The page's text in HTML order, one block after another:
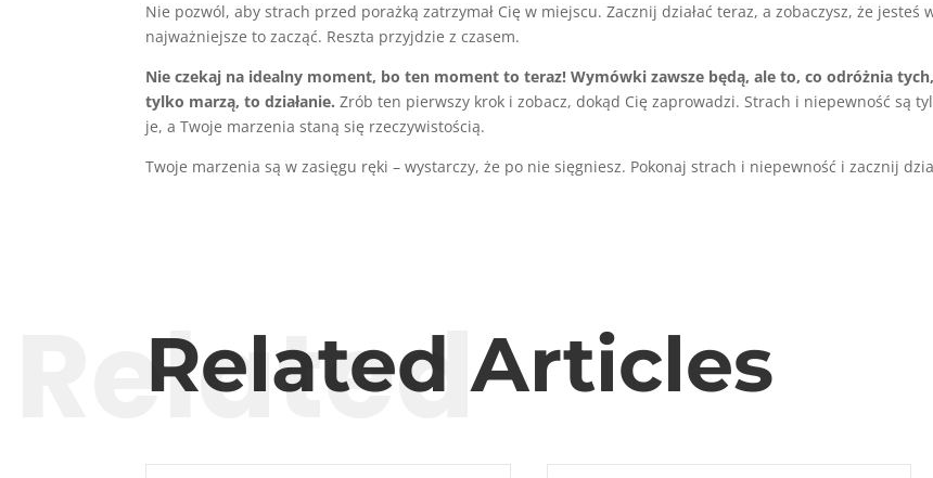
Nie pozwól, aby strach przed porażką zatrzymał Cię w miejscu. Zacznij działać teraz, a zobaczysz, że
najważniejsze to zacząć. Reszta przyjdzie z czasem.
Nie czekaj na idealny moment, bo ten moment to teraz! Wymówki zawsze będą, ale to, co odróżnia
tylko marzą, to działanie.Zrób ten pierwszy krok i zobacz, dokąd Cię zaprowadzi. Strach i niepewność są
je, a Twoje marzenia staną się rzeczywistością.
Twoje marzenia są w zasięgu ręki – wystarczy, że po nie sięgniesz. Pokonaj strach i niepewność i zacznij
Related Articles
Related